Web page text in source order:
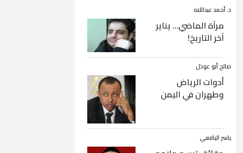
د. أحمد عبداللاه
مرآة الماضي… يناير
آخر التاريخ!
صالح أبو عوذل
أدوات الرياض
وطهران في اليمن
ياسر اليافعي